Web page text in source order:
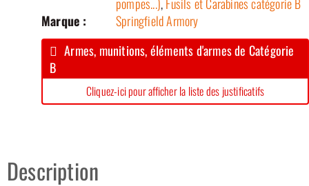
pompes...), Fusils et Carabines catégorie B
Marque :
Springfield Armory
Armes, munitions, éléments d'armes de Catégorie
B
Cliquez-ici pour afficher la liste des justificatifs
Description